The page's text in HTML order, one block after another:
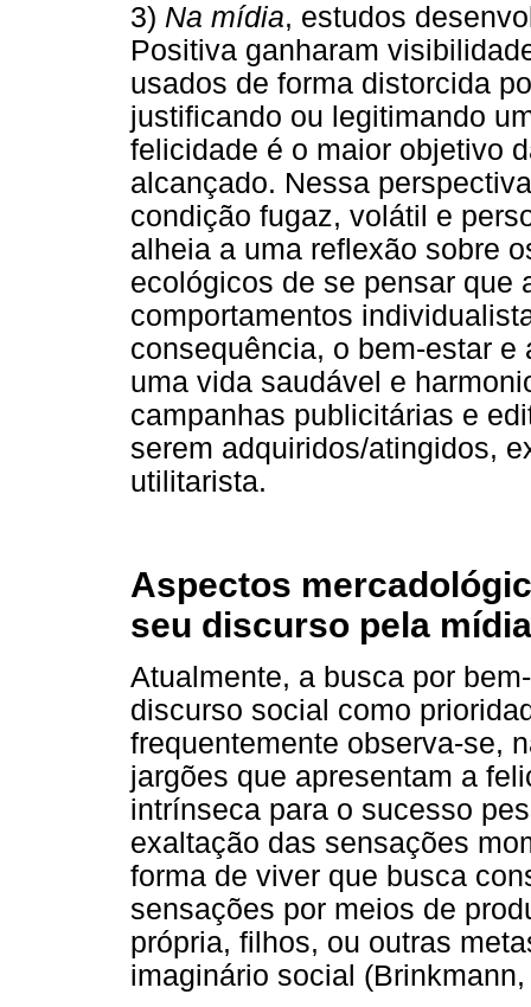
3) Na mídia, estudos
Positiva ganharam
usados de forma distorcida
justificando ou legitimando
felicidade é o maior objetivo
alcançado. Nessa
condição fugaz, volátil e
alheia a uma reflexão sobre
ecológicos de se pensar que
comportamentos
consequência, o bem-estar
uma vida saudável e
campanhas publicitárias e
serem adquiridos/atingidos,
utilitarista.
Aspectos
seu discurso pela mídia
Atualmente, a busca por
discurso social como
frequentemente observa-se,
jargões que apresentam a
intrínseca para o sucesso
exaltação das sensações
forma de viver que busca
sensações por meios de
própria, filhos, ou outras
imaginário social